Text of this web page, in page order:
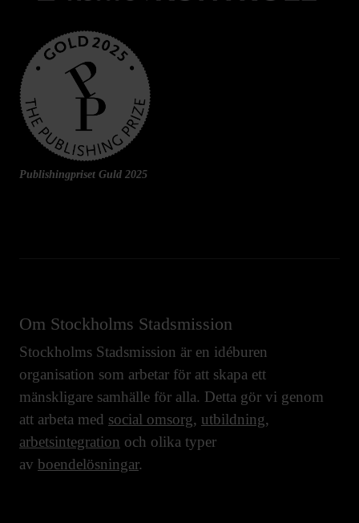
Publishingpriset Guld 2025
Om Stockholms Stadsmission
Stockholms Stadsmission är en idéburen
organisation som arbetar för att skapa ett
mänskligare samhälle för alla. Detta gör vi genom
att arbeta med social omsorg, utbildning,
arbetsintegration och olika typer
av boendelösningar.